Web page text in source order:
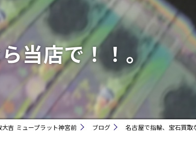
金
ブランド
宝石
貴金属
指輪
当店で！！。
吉 ミュープラット神宮前 ブログ 名古屋で指輪、宝石買取